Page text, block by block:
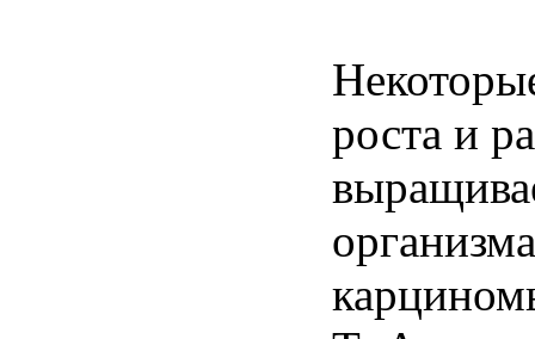
роста и